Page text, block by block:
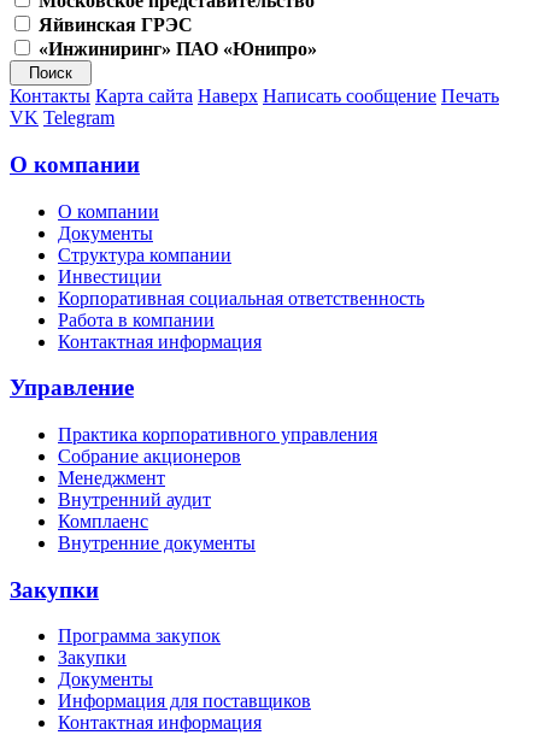
Яйвинская ГРЭС
«Инжиниринг» ПАО «Юнипро»
Контакты Карта сайта Наверх Написать сообщение Печать
VK Telegram
О компании
О компании
Документы
Структура компании
Инвестиции
Корпоративная социальная ответственность
Работа в компании
Контактная информация
Управление
Практика корпоративного управления
Собрание акционеров
Менеджмент
Внутренний аудит
Комплаенс
Внутренние документы
Закупки
Программа закупок
Закупки
Документы
Информация для поставщиков
Контактная информация